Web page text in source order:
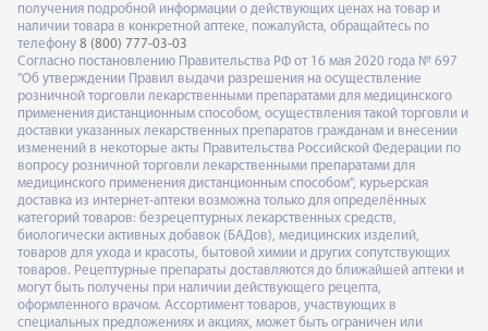
получения подробной информации о действующих ценах на товар и
наличии товара в конкретной аптеке, пожалуйста, обращайтесь по
телефону 8 (800) 777-03-03
Согласно постановлению Правительства РФ от 16 мая 2020 года № 697
"Об утверждении Правил выдачи разрешения на осуществление
розничной торговли лекарственными препаратами для медицинского
применения дистанционным способом, осуществления такой торговли и
доставки указанных лекарственных препаратов гражданам и внесении
изменений в некоторые акты Правительства Российской Федерации по
вопросу розничной торговли лекарственными препаратами для
медицинского применения дистанционным способом", курьерская
доставка из интернет-аптеки возможна только для определённых
категорий товаров: безрецептурных лекарственных средств,
биологически активных добавок (БАДов), медицинских изделий,
товаров для ухода и красоты, бытовой химии и других сопутствующих
товаров. Рецептурные препараты доставляются до ближайшей аптеки и
могут быть получены при наличии действующего рецепта,
оформленного врачом. Ассортимент товаров, участвующих в
специальных предложениях и акциях, может быть ограничен или